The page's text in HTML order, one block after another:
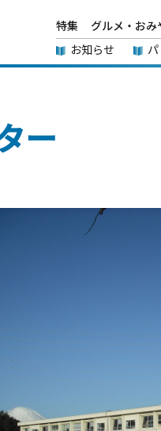
特集 グルメ・おみ
お知らせ
ー